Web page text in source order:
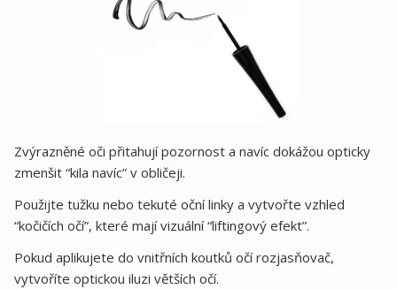
Zvýrazněné oči přitahují pozornost a navíc dokážou opticky
zmenšit “kila navíc” v obličeji.
Použijte tužku nebo tekuté oční linky a vytvořte vzhled
“kočičích očí”, které mají vizuální “liftingový efekt”.
Pokud aplikujete do vnitřních koutků očí rozjasňovač,
vytvoříte optickou iluzi větších očí.